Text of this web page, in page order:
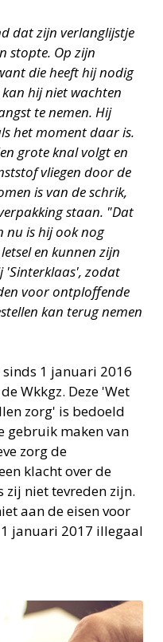
dat zijn verlanglijstje
stopte. Op zijn
die heeft hij nodig
hij niet wachten
te nemen. Hij
het moment daar is.
grote knal volgt en
vliegen door de
is van de schrik,
staan. "Dat
nu is hij ook nog
en kunnen zijn
'Sinterklaas', zodat
voor ontploffende
kan terug nemen
1 januari 2016
Wkkgz. Deze 'Wet
zorg' is bedoeld
gebruik maken van
zorg de
klacht over de
zij niet tevreden zijn.
aan de eisen voor
januari 2017 illegaal